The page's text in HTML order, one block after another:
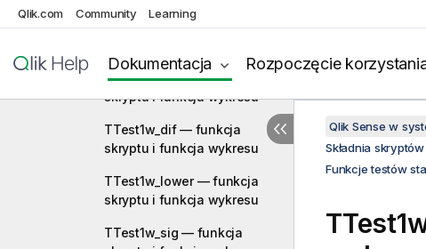
Qlik.com Community Learning
Dokumentacja Rozpoczęcie
TTest1w_conf — funkcja
TTest1w_df — funkcja
skryptu i funkcja wykresu
TTest1w_dif — funkcja
skryptu i funkcja wykresu
TTest1w_lower — funkcja
skryptu i funkcja wykresu
TTest1w_sig — funkcja
Qlik Sense w
Składnia
Funkcje testów